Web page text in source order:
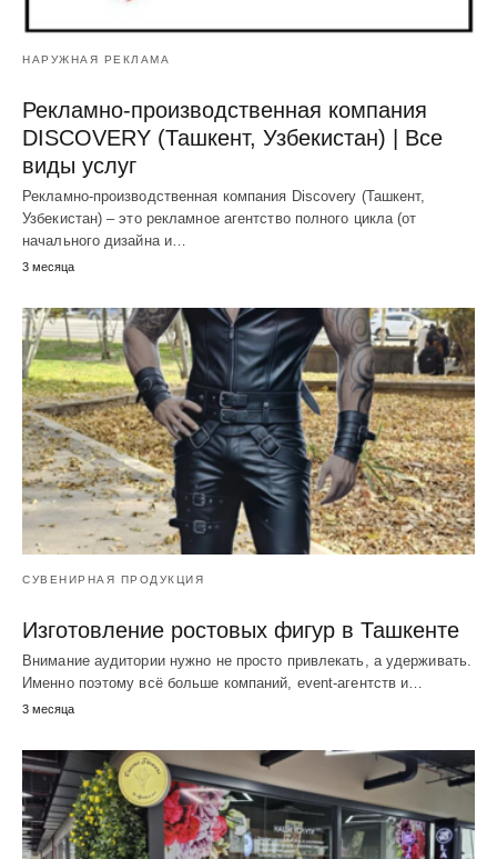
НАРУЖНАЯ РЕКЛАМА
Рекламно-производственная компания
DISCOVERY (Ташкент, Узбекистан) | Все
виды услуг
Рекламно-производственная компания Discovery (Ташкент,
Узбекистан) – это рекламное агентство полного цикла (от
начального дизайна и…
3 месяца
СУВЕНИРНАЯ ПРОДУКЦИЯ
Изготовление ростовых фигур в Ташкенте
Внимание аудитории нужно не просто привлекать, а удерживать.
Именно поэтому всё больше компаний, event-агентств и…
3 месяца